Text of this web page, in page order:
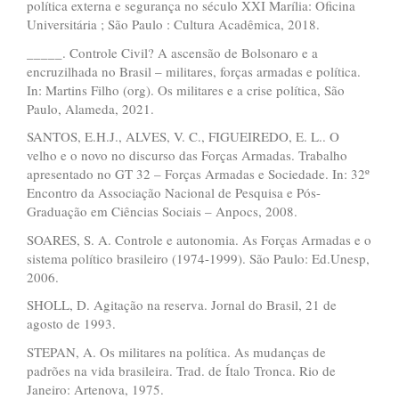
política externa e segurança no século XXI Marília: Oficina
Universitária ; São Paulo : Cultura Acadêmica, 2018.
_____. Controle Civil? A ascensão de Bolsonaro e a
encruzilhada no Brasil – militares, forças armadas e política.
In: Martins Filho (org). Os militares e a crise política, São
Paulo, Alameda, 2021.
SANTOS, E.H.J., ALVES, V. C., FIGUEIREDO, E. L.. O
velho e o novo no discurso das Forças Armadas. Trabalho
apresentado no GT 32 – Forças Armadas e Sociedade. In: 32º
Encontro da Associação Nacional de Pesquisa e Pós-
Graduação em Ciências Sociais – Anpocs, 2008.
SOARES, S. A. Controle e autonomia. As Forças Armadas e o
sistema político brasileiro (1974-1999). São Paulo: Ed.Unesp,
2006.
SHOLL, D. Agitação na reserva. Jornal do Brasil, 21 de
agosto de 1993.
STEPAN, A. Os militares na política. As mudanças de
padrões na vida brasileira. Trad. de Ítalo Tronca. Rio de
Janeiro: Artenova, 1975.